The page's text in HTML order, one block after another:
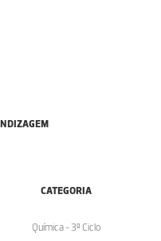
CATEGORIA
Química - 3º Ciclo